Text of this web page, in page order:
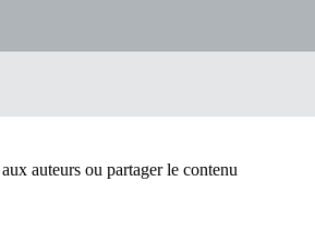
aux auteurs ou partager le contenu